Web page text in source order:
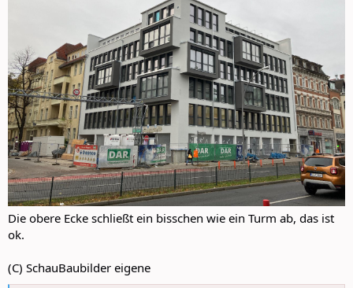
Die obere Ecke schließt ein bisschen wie ein Turm ab, das ist
ok.
(C) SchauBaubilder eigene